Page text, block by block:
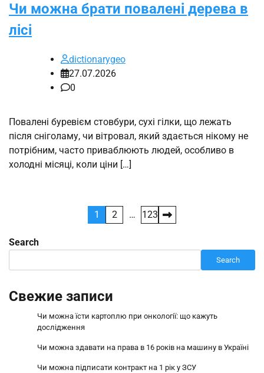
Чи можна брати повалені дерева в
лісі
dictionarygeo
27.07.2026
0
Повалені буревієм стовбури, сухі гілки, що лежать
після сніголаму, чи вітровал, який здається нікому не
потрібним, часто приваблюють людей, особливо в
холодні місяці, коли ціни […]
pagination
1 2 … 123
Search
Search
Свежие записи
Чи можна їсти картоплю при онкології: що кажуть
дослідження
Чи можна здавати на права в 16 років на машину в Україні
Чи можна підписати контракт на 1 рік у ЗСУ